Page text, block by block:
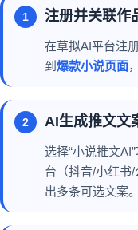
1 注册并关联作
在草拟AI平台注
到 爆款小说页面
2 AI生成推文文
选择“小说推文
台（抖音/小红书
出多条可选文案。